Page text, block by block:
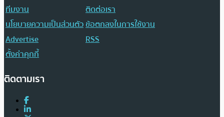
ทีมงาน
ติดต่อเรา
นโยบายความเป็นส่วนตัวข้อตกลงในการใช้งาน
Advertise
RSS
ตั้งค่าคุกกี้
ติดตามเรา